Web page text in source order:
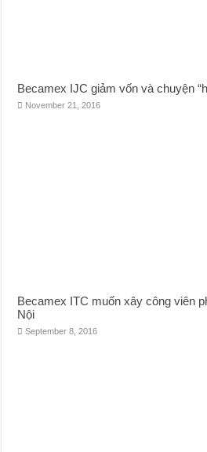
Becamex IJC giảm vốn và chuyện
November 21, 2016
Becamex ITC muốn xây công viên
Nội
September 8, 2016